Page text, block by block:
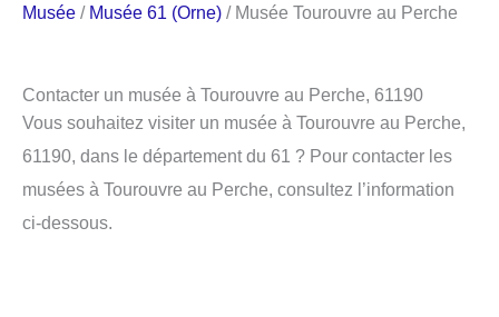
Musée / Musée 61 (Orne) / Musée Tourouvre au Perche
Contacter un musée à Tourouvre au Perche, 61190
Vous souhaitez visiter un musée à Tourouvre au Perche,
61190, dans le département du 61 ? Pour contacter les
musées à Tourouvre au Perche, consultez l’information
ci-dessous.